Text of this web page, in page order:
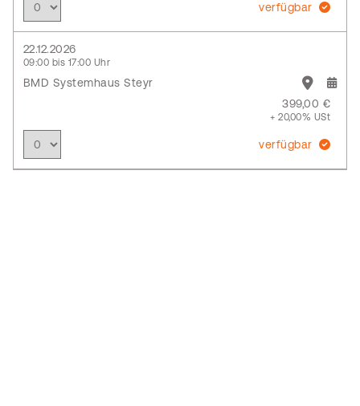
verfügbar
22.12.2026
09:00 bis 17:00 Uhr
BMD Systemhaus Steyr
399,00 €
+ 20,00% USt
verfügbar